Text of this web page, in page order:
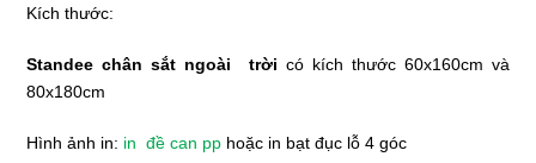
Kích thước:
Standee chân sắt ngoài trời có kích thước 60x160cm và
80x180cm
Hình ảnh in: in đề can pp hoặc in bạt đục lỗ 4 góc